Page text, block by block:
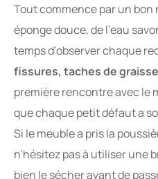
Tout commence par un bon
éponge douce, de l’eau
temps d’observer chaque
fissures, taches de graisse
première rencontre avec le
que chaque petit défaut a
Si le meuble a pris la
n’hésitez pas à utiliser une
bien le sécher avant de